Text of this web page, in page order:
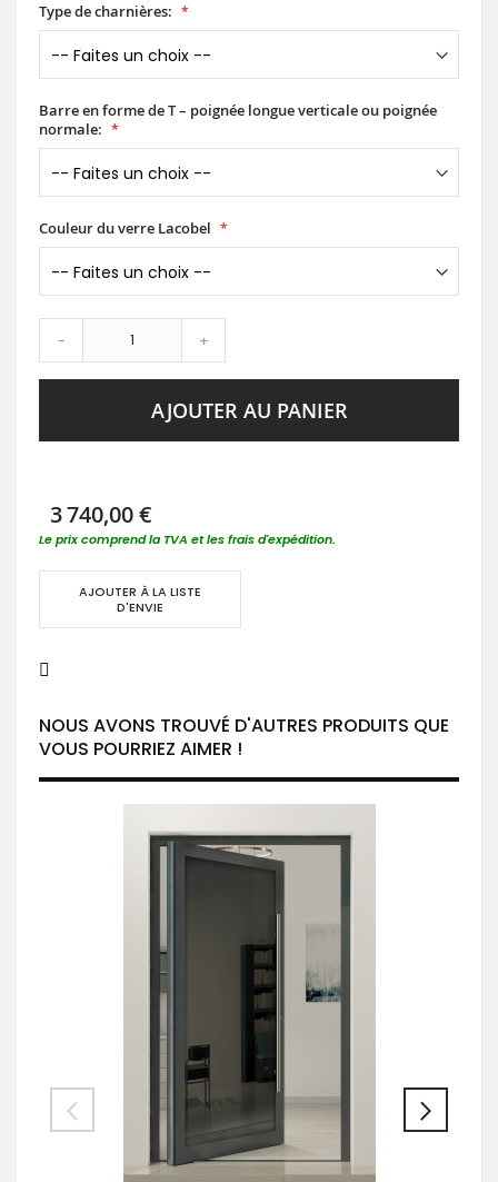
Type de charnières:
Barre en forme de T – poignée longue verticale ou poignée
normale:
Couleur du verre Lacobel
- +
AJOUTER AU PANIER
3 740,00 €
Le prix comprend la TVA et les frais d'expédition.
AJOUTER À LA LISTE
D'ENVIE
NOUS AVONS TROUVÉ D'AUTRES PRODUITS QUE
VOUS POURRIEZ AIMER !